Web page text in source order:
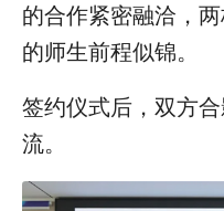
的合作紧密融洽，
的师生前程似锦。
签约仪式后，双方
流。